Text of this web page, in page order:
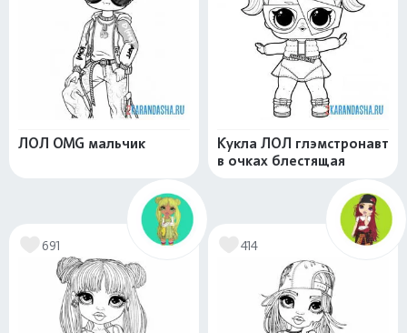
ЛОЛ OMG мальчик
Кукла ЛОЛ глэмстронавт
в очках блестящая
691 414